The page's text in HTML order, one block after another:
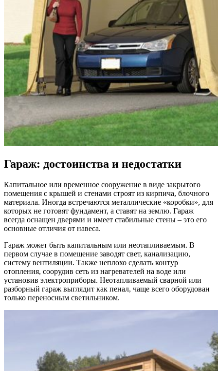
Гараж: достоинства и недостатки
Капитальное или временное сооружение в виде закрытого
помещения с крышей и стенами строят из кирпича, блочного
материала. Иногда встречаются металлические «коробки», для
которых не готовят фундамент, а ставят на землю. Гараж
всегда оснащен дверями и имеет стабильные стены – это его
основные отличия от навеса.
Гараж может быть капитальным или неотапливаемым. В
первом случае в помещение заводят свет, канализацию,
систему вентиляции. Также неплохо сделать контур
отопления, соорудив сеть из нагревателей на воде или
установив электроприборы. Неотапливаемый сварной или
разборный гараж выглядит как пенал, чаще всего оборудован
только переносным светильником.